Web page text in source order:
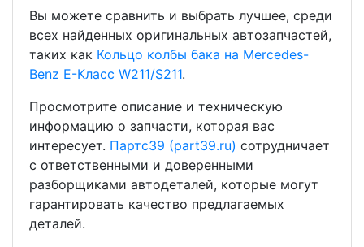
Вы можете сравнить и выбрать лучшее, среди
всех найденных оригинальных автозапчастей,
таких как Кольцо колбы бака на Mercedes-
Benz E-Класс W211/S211.
Просмотрите описание и техническую
информацию о запчасти, которая вас
интересует. Партс39 (part39.ru) сотрудничает
с ответственными и доверенными
разборщиками автодеталей, которые могут
гарантировать качество предлагаемых
деталей.